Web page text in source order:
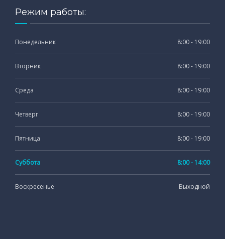
Режим работы:
Понедельник 8:00 - 19:00
Вторник 8:00 - 19:00
Среда 8:00 - 19:00
Четверг 8:00 - 19:00
Пятница 8:00 - 19:00
Суббота 8:00 - 14:00
Воскресенье Выходной